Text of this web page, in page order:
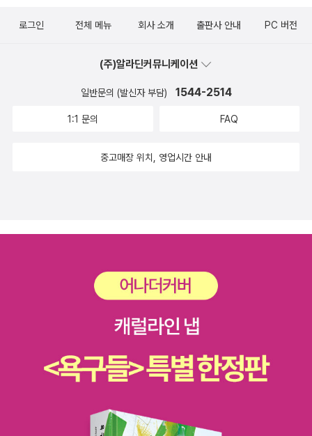
로그인 전체 메뉴 회사 소개 출판사 안내 PC 버전
(주)알라딘커뮤니케이션
일반문의 (발신자 부담) 1544-2514
1:1 문의 FAQ
중고매장 위치, 영업시간 안내